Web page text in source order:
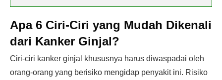
Apa 6 Ciri-Ciri yang Mudah Dikenali
dari Kanker Ginjal?
Ciri-ciri kanker ginjal khususnya harus diwaspadai oleh
orang-orang yang berisiko mengidap penyakit ini. Risiko